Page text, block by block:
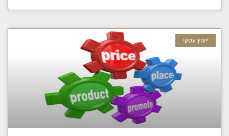
ייעוץ עסקי